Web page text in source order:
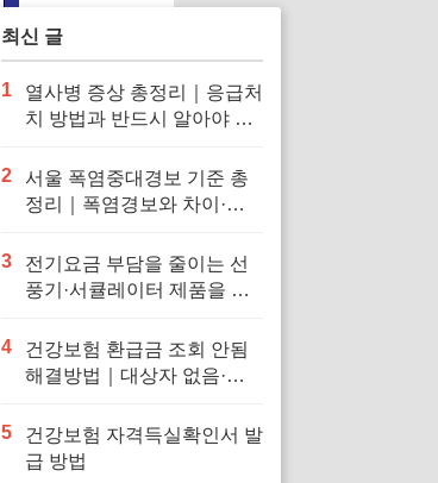
최신 글
1
열사병 증상 총정리｜응급처
치 방법과 반드시 알아야 할
2
서울 폭염중대경보 기준 총
정리｜폭염경보와 차이·행
3
전기요금 부담을 줄이는 선
풍기·서큘레이터 제품을 확
4
건강보험 환급금 조회 안됨
해결방법｜대상자 없음·신
5
건강보험 자격득실확인서 발
급 방법